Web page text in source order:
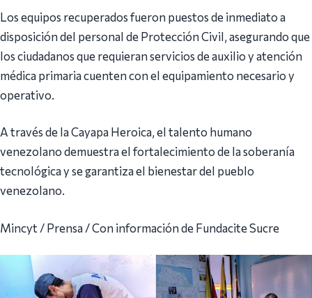
Los equipos recuperados fueron puestos de inmediato a
disposición del personal de Protección Civil, asegurando que
los ciudadanos que requieran servicios de auxilio y atención
médica primaria cuenten con el equipamiento necesario y
operativo.
A través de la Cayapa Heroica, el talento humano
venezolano demuestra el fortalecimiento de la soberanía
tecnológica y se garantiza el bienestar del pueblo
venezolano.
Mincyt / Prensa / Con información de Fundacite Sucre